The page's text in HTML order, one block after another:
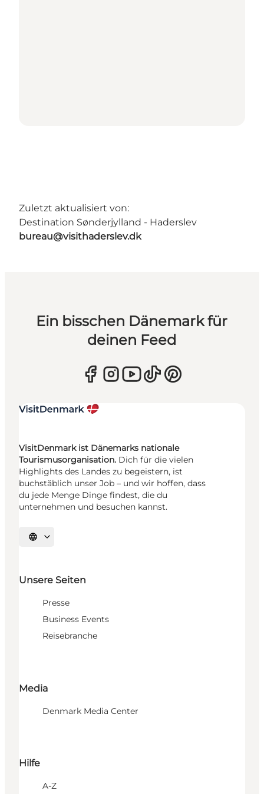
Zuletzt aktualisiert von:
Destination Sønderjylland - Haderslev
bureau@visithaderslev.dk
Ein bisschen Dänemark für
deinen Feed
VisitDenmark ist Dänemarks nationale
Tourismusorganisation. Dich für die vielen
Highlights des Landes zu begeistern, ist
buchstäblich unser Job – und wir hoffen, dass
du jede Menge Dinge findest, die du
unternehmen und besuchen kannst.
Sprache auswählen
Unsere Seiten
Presse
Business Events
Reisebranche
Media
Denmark Media Center
Hilfe
A-Z